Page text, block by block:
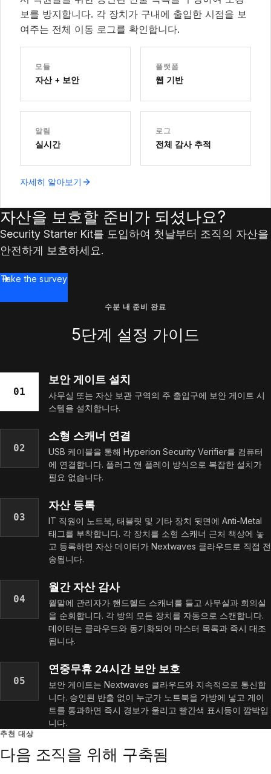
보를 방지합니다. 각 장치가 구내에 출입한 시점을 보
여주는 전체 이동 로그를 확인합니다.
모듈
자산 + 보안
플랫폼
웹 기반
알림
실시간
로그
전체 감사 추적
자세히 알아보기
자산을 보호할 준비가 되셨나요?
Security Starter Kit를 도입하여 첫날부터 조직의 자산을
안전하게 보호하세요.
Take the survey
수분 내 준비 완료
5단계 설정 가이드
01
보안 게이트 설치
사무실 또는 자산 보관 구역의 주 출입구에 보안 게이트 시
스템을 설치합니다.
02
소형 스캐너 연결
USB 케이블을 통해 Hyperion Security Verifier를 컴퓨터
에 연결합니다. 플러그 앤 플레이 방식으로 복잡한 설치가
필요 없습니다.
03
자산 등록
IT 직원이 노트북, 태블릿 및 기타 장치 뒷면에 Anti-Metal
태그를 부착합니다. 각 장치를 소형 스캐너 근처 책상에 놓
고 등록하면 자산 데이터가 Nextwaves 클라우드로 직접 전
송됩니다.
04
월간 자산 감사
월말에 관리자가 핸드헬드 스캐너를 들고 사무실과 회의실
을 순회합니다. 각 방의 모든 장치를 자동으로 스캔합니다.
데이터는 클라우드와 동기화되어 마스터 목록과 즉시 대조
됩니다.
05
연중무휴 24시간 보안 보호
보안 게이트는 Nextwaves 클라우드와 지속적으로 통신합
니다. 승인된 반출 없이 누군가 노트북을 가방에 넣고 게이
트를 통과하면 즉시 경보가 울리고 빨간색 표시등이 깜박입
니다.
추천 대상
다음 조직을 위해 구축됨